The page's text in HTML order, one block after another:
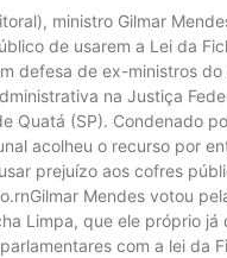
ministro Gilmar
de usarem a Lei da
defesa de ex-ministros
na Justiça
Quatá (SP). Condenado
acolheu o recurso por
prejuízo aos cofres
Mendes votou
Limpa, que ele próprio
com a lei da